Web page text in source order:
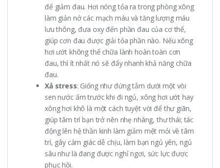
để giảm đau. Hơi nóng tỏa ra trong phòng xông
làm giản nở các mạch máu và tăng lượng máu
lưu thông, đưa oxy đến phần đau của cơ thể,
giúp cơn đau được giải tỏa phần nào. Nếu xông
hơi ướt không thể chữa lành hoàn toàn cơn
đau, thì ít nhất nó sẽ đẩy nhanh khả năng chữa
đau.
Xả stress: Giống như đứng tắm dưới một vòi
sen nước ấm trước khi đi ngủ, xông hơi ướt hay
xông hơi khô là một cách tuyệt vời để thư giãn,
giúp tâm trí bạn trở nên nhẹ nhàng, thư thái; tác
động lên hệ thần kinh làm giảm mệt mỏi về tâm
trí, gây cảm giác dễ chịu, làm bạn ngủ yên, ngủ
sâu như là đang được nghỉ ngơi, sức lực được
phục hồi.